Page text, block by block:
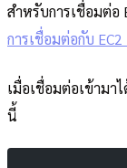
สำหรับการเชื่อมต่อ
การเชื่อมต่อกับ
เมื่อเชื่อมต่อเข้ามา
นี้